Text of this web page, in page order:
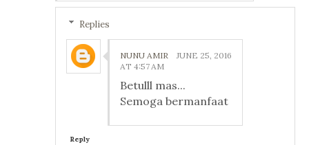
Replies
NUNU AMIR
JUNE 25, 2016
AT 4:57 AM
Betulll mas...
Semoga bermanfaat
Reply